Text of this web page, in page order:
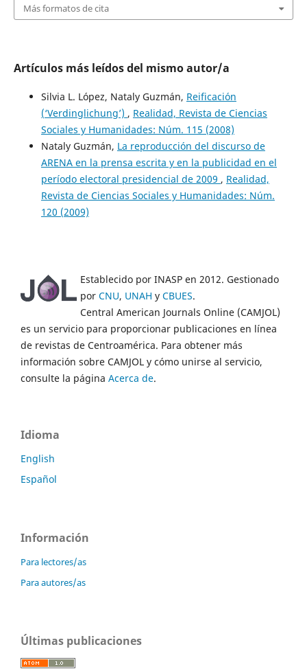
Más formatos de cita
Artículos más leídos del mismo autor/a
Silvia L. López, Nataly Guzmán, Reificación
(‘Verdinglichung’) , Realidad, Revista de Ciencias
Sociales y Humanidades: Núm. 115 (2008)
Nataly Guzmán, La reproducción del discurso de
ARENA en la prensa escrita y en la publicidad en el
período electoral presidencial de 2009 , Realidad,
Revista de Ciencias Sociales y Humanidades: Núm.
120 (2009)
Establecido por INASP en 2012. Gestionado
por CNU, UNAH y CBUES.
Central American Journals Online (CAMJOL)
es un servicio para proporcionar publicaciones en línea
de revistas de Centroamérica. Para obtener más
información sobre CAMJOL y cómo unirse al servicio,
consulte la página Acerca de.
Idioma
English
Español
Información
Para lectores/as
Para autores/as
Últimas publicaciones